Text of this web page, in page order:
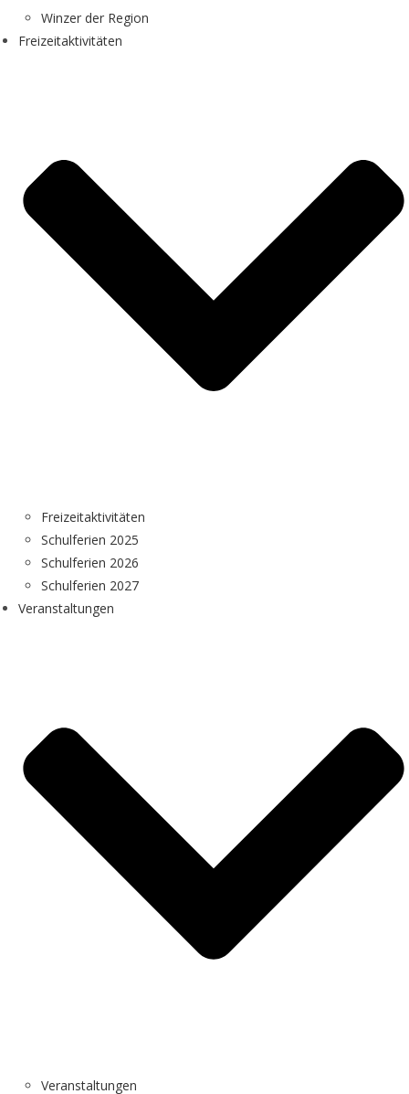
Winzer der Region
Freizeitaktivitäten
Freizeitaktivitäten
Schulferien 2025
Schulferien 2026
Schulferien 2027
Veranstaltungen
Veranstaltungen